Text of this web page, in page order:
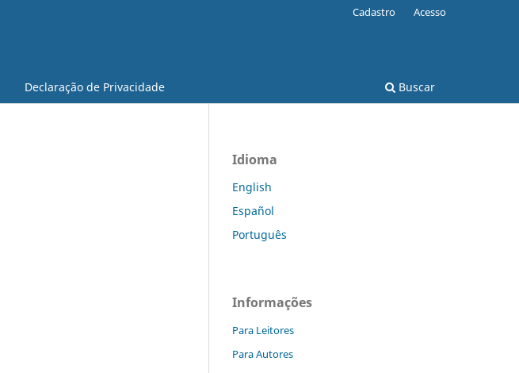
Declaração de Privacidade Buscar
Cadastro Acesso
Idioma
English
Español
Português
Informações
Para Leitores
Para Autores